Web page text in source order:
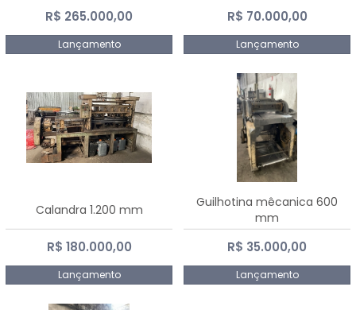
R$ 265.000,00
Lançamento
R$ 70.000,00
Lançamento
Calandra 1.200 mm
R$ 180.000,00
Lançamento
Guilhotina mêcanica 600
mm
R$ 35.000,00
Lançamento